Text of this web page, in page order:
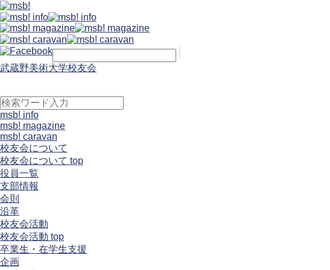
武蔵野美術大学校友会
msb! info
msb! magazine
msb! caravan
校友会について
校友会について top
役員一覧
支部情報
会則
沿革
校友会活動
校友会活動 top
卒業生・在学生支援
企画